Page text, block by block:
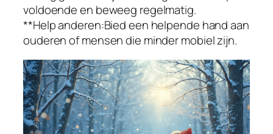
voldoende en beweeg regelmatig.
**Help anderen:Bied een helpende hand aan
ouderen of mensen die minder mobiel zijn.